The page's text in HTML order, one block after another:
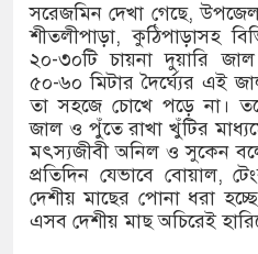
সরেজমিন দেখা গেছে,
শীতলীপাড়া, কুঠিপাড়াসহ
২০-৩০টি চায়না দুয়ারি
৫০-৬০ মিটার দৈর্ঘ্যের এই
তা সহজে চোখে পড়ে না।
জাল ও পুঁতে রাখা খুঁটির
মৎস্যজীবী অনিল ও সুকেন
প্রতিদিন যেভাবে বোয়াল,
দেশীয় মাছের পোনা ধরা
এসব দেশীয় মাছ অচিরেই